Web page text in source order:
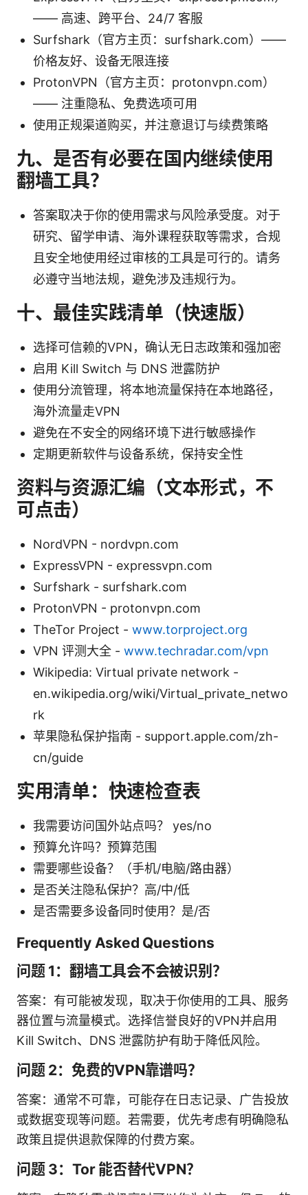
—— 高速、跨平台、24/7 客服
Surfshark（官方主页：surfshark.com）——
价格友好、设备无限连接
ProtonVPN（官方主页：protonvpn.com）
—— 注重隐私、免费选项可用
使用正规渠道购买，并注意退订与续费策略
九、是否有必要在国内继续使用
翻墙工具？
答案取决于你的使用需求与风险承受度。对于
研究、留学申请、海外课程获取等需求，合规
且安全地使用经过审核的工具是可行的。请务
必遵守当地法规，避免涉及违规行为。
十、最佳实践清单（快速版）
选择可信赖的VPN，确认无日志政策和强加密
启用 Kill Switch 与 DNS 泄露防护
使用分流管理，将本地流量保持在本地路径，
海外流量走VPN
避免在不安全的网络环境下进行敏感操作
定期更新软件与设备系统，保持安全性
资料与资源汇编（文本形式，不
可点击）
NordVPN - nordvpn.com
ExpressVPN - expressvpn.com
Surfshark - surfshark.com
ProtonVPN - protonvpn.com
TheTor Project - www.torproject.org
VPN 评测大全 - www.techradar.com/vpn
Wikipedia: Virtual private network -
en.wikipedia.org/wiki/Virtual_private_netwo
rk
苹果隐私保护指南 - support.apple.com/zh-
cn/guide
实用清单：快速检查表
我需要访问国外站点吗？ yes/no
预算允许吗？预算范围
需要哪些设备？（手机/电脑/路由器）
是否关注隐私保护？高/中/低
是否需要多设备同时使用？是/否
Frequently Asked Questions
问题 1：翻墙工具会不会被识别？
答案：有可能被发现，取决于你使用的工具、服务
器位置与流量模式。选择信誉良好的VPN并启用
Kill Switch、DNS 泄露防护有助于降低风险。
问题 2：免费的VPN靠谱吗？
答案：通常不可靠，可能存在日志记录、广告投放
或数据变现等问题。若需要，优先考虑有明确隐私
政策且提供退款保障的付费方案。
问题 3：Tor 能否替代VPN？